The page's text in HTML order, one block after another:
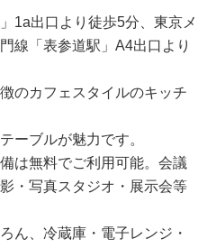
1a出口より徒歩5分、東京メ
線「表参道駅」A4出口より
のカフェスタイルのキッチ
ーブルが魅力です。
は無料でご利用可能。会議
・写真スタジオ・展示会等
ん、冷蔵庫・電子レンジ・